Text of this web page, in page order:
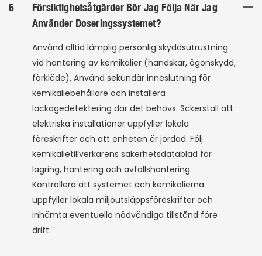
6
Försiktighetsåtgärder Bör Jag Följa När Jag
Använder Doseringssystemet?
Använd alltid lämplig personlig skyddsutrustning
vid hantering av kemikalier (handskar, ögonskydd,
förkläde). Använd sekundär inneslutning för
kemikaliebehållare och installera
läckagedetektering där det behövs. Säkerställ att
elektriska installationer uppfyller lokala
föreskrifter och att enheten är jordad. Följ
kemikalietillverkarens säkerhetsdatablad för
lagring, hantering och avfallshantering.
Kontrollera att systemet och kemikalierna
uppfyller lokala miljöutsläppsföreskrifter och
inhämta eventuella nödvändiga tillstånd före
drift.